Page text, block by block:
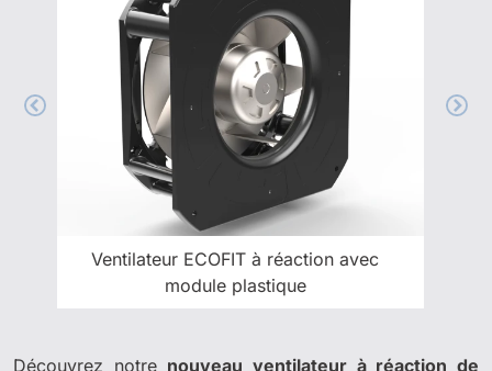
Ventilateur ECOFIT à réaction avec
module plastique
Découvrez notre nouveau ventilateur à réaction de